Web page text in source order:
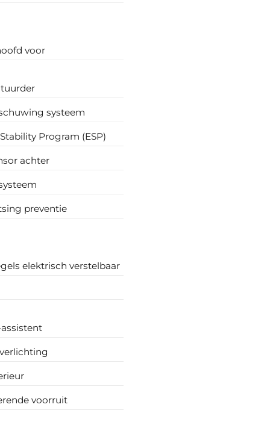
voor
systeem
Program (ESP)
achter
preventie
elektrisch verstelbaar
voorruit